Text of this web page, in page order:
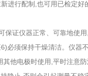
行配制,也可用已检定好
证仪器正常、可靠地使用
须保持干燥清洁。仪器
他电极时使用,平时注意防